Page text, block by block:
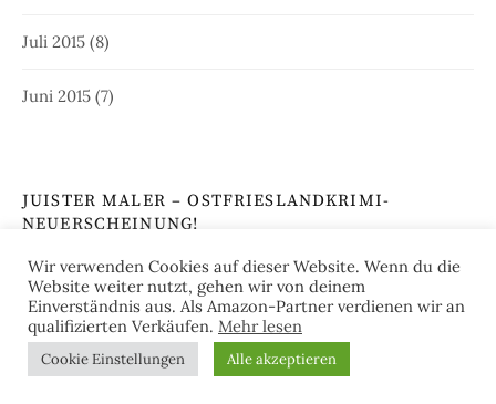
Juli 2015 (8)
Juni 2015 (7)
JUISTER MALER – OSTFRIESLANDKRIMI-
NEUERSCHEINUNG!
Wir verwenden Cookies auf dieser Website. Wenn du die
Website weiter nutzt, gehen wir von deinem
Einverständnis aus. Als Amazon-Partner verdienen wir an
qualifizierten Verkäufen. Mehr lesen
Cookie Einstellungen Alle akzeptieren